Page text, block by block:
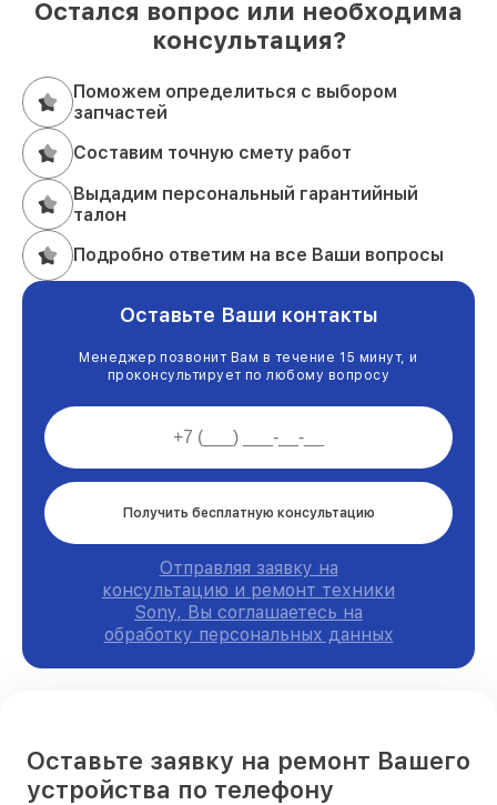
Остался вопрос или необходима
консультация?
Поможем определиться с выбором
запчастей
Составим точную смету работ
Выдадим персональный гарантийный
талон
Подробно ответим на все Ваши вопросы
Оставьте Ваши контакты
Менеджер позвонит Вам в течение 15 минут, и
проконсультирует по любому вопросу
Получить бесплатную консультацию
Отправляя заявку на
консультацию и ремонт техники
Sony, Вы соглашаетесь на
обработку персональных данных
Оставьте заявку на ремонт Вашего
устройства по телефону